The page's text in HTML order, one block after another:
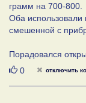
грамм на 700-800.
Оба использовали
смешенной с
Порадовался
Нравится
0 отключить